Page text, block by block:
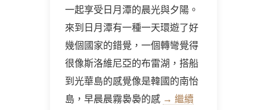
一起享受日月潭的晨光與夕陽。
來到日月潭有一種一天環遊了好
幾個國家的錯覺，一個轉彎覺得
很像斯洛維尼亞的布雷湖，搭船
到光華島的感覺像是韓國的南怡
島，早晨晨霧裊裊的感 → 繼續